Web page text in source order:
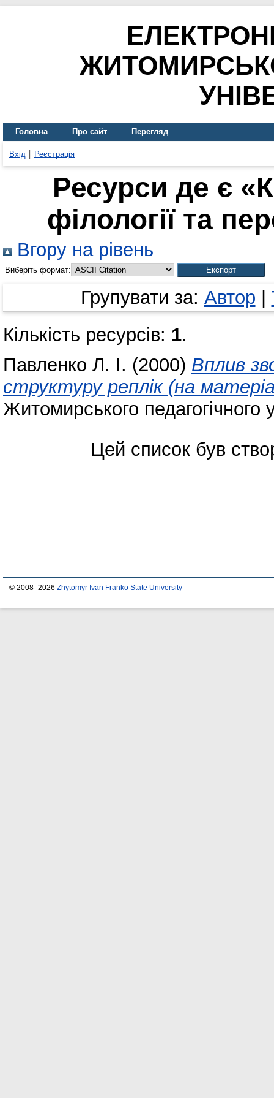
Головна Про сайт Перегляд
Вхід Реєстрація
Ресурси де є
філології та
Вгору на рівень
Виберіть формат:
Групувати за: Автор
Кількість ресурсів: 1.
Павленко Л. І. (2000) Вплив
структуру реплiк (на
Житомирського
Цей список був
© 2008–2026 Zhytomyr Ivan Franko State University